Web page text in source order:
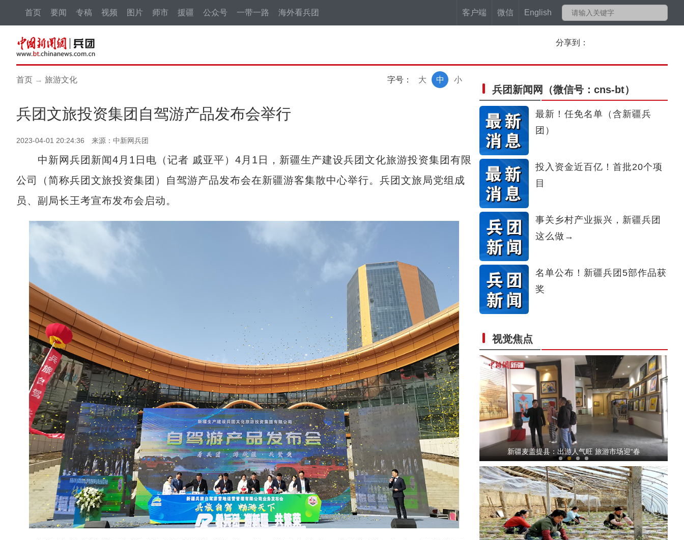
客户端 微信 English
首页 要闻 专稿 视频 图片 师市 援疆 公众号 一带一路 海外看兵团
分享到：
首页 → 旅游文化 字号： 小
中
大
兵团文旅投资集团自驾游产品发布会举行
2023-04-01 20:24:36 来源：中新网兵团
中新网兵团新闻4月1日电（记者 戚亚平）4月1日，新疆生产建设兵团文化旅游投资集团有限
公司（简称兵团文旅投资集团）自驾游产品发布会在新疆游客集散中心举行。兵团文旅局党组成
员、副局长王考宣布发布会启动。
兵团新闻网 （微信号：cns-bt）
最新！任免名单（含新疆兵
团）
投入资金近百亿！首批20个项
目
事关乡村产业振兴，新疆兵团
这么做→
名单公布！新疆兵团5部作品获
奖
视觉焦点
阳春三月好风光 植树造林正当时
新疆生产建设兵团棉花全面开播 机械化作业场
新疆麦盖提县：出游人气旺 旅游市场迎“春